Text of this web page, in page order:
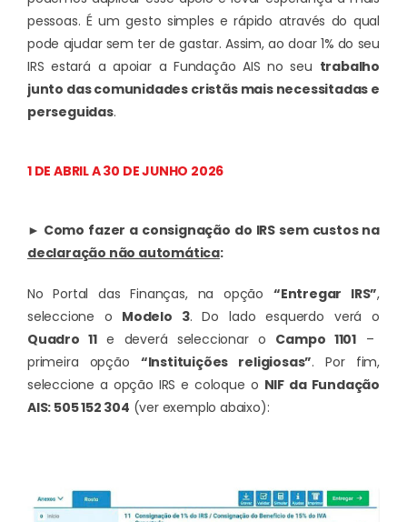
pessoas. É um gesto simples e rápido através do qual
pode ajudar sem ter de gastar. Assim, ao doar 1% do seu
IRS estará a apoiar a Fundação AIS no seu trabalho
junto das comunidades cristãs mais necessitadas e
perseguidas.
1 DE ABRIL A 30 DE JUNHO 2026
► Como fazer a consignação do IRS sem custos na
declaração não automática:
No Portal das Finanças, na opção “Entregar IRS”,
seleccione o Modelo 3. Do lado esquerdo verá o
Quadro 11e deverá seleccionar o Campo 1101 –
primeira opção “Instituições religiosas”. Por fim,
seleccione a opção IRS e coloque o NIF da Fundação
AIS: 505 152 304 (ver exemplo abaixo):